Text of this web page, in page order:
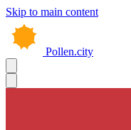
Skip to main content
Pollen.city